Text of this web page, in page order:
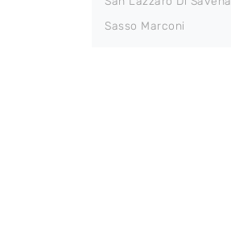
Sasso Marconi